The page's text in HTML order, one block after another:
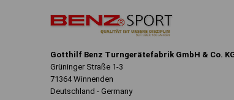
Gotthilf Benz Turngerätefabrik GmbH & Co.
Grüninger Straße 1-3
71364 Winnenden
Deutschland - Germany